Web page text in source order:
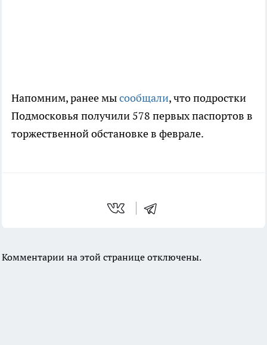
Напомним, ранее мысообщали, что подростки
Подмосковья получили 578 первых паспортов в
торжественной обстановке в феврале.
Комментарии на этой странице отключены.